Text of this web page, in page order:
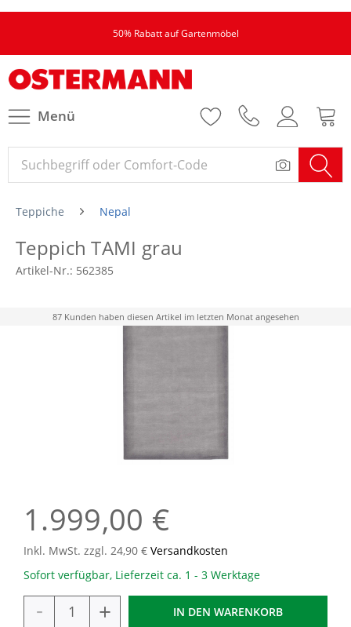
50% Rabatt auf Gartenmöbel
Menü
Teppiche Nepal
Teppich TAMI grau
Artikel-Nr.: 562385
87 Kunden haben diesen Artikel im letzten Monat angesehen
1.999,00 €
Inkl. MwSt. zzgl. 24,90 € Versandkosten
Sofort verfügbar, Lieferzeit ca. 1 - 3 Werktage
- + IN DEN WARENKORB